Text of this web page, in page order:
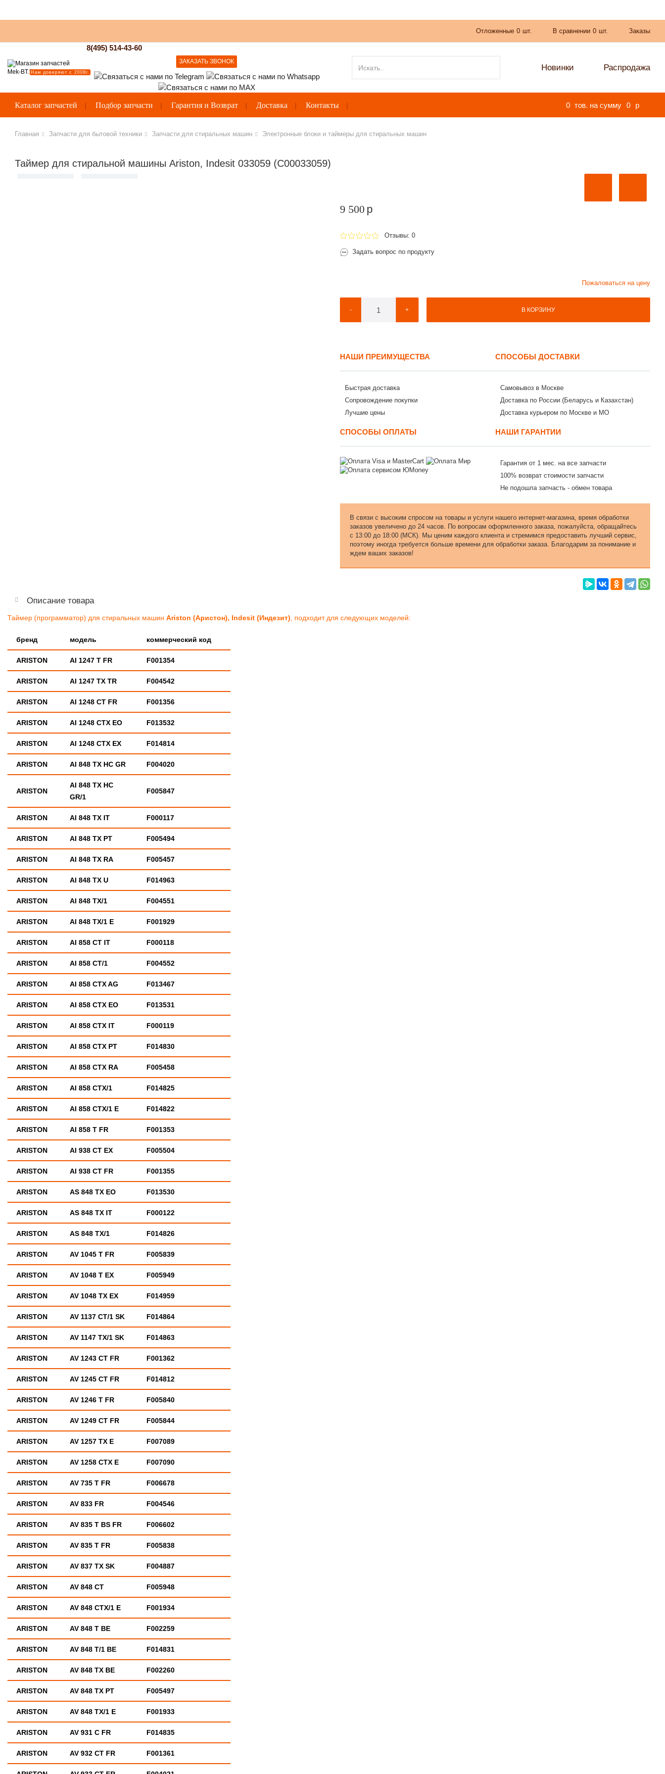
Отложенные 0 шт. В сравнении 0 шт. Заказы
Нам доверяют с 2008г.
8(495) 514-43-60
ЗАКАЗАТЬ ЗВОНОК
Новинки Распродажа
Каталог запчастей Подбор запчасти Гарантия и Возврат Доставка Контакты 0 тов. на сумму 0 p
Главная Запчасти для бытовой техники Запчасти для стиральных машин Электронные блоки и таймеры для стиральных машин
Таймер для стиральной машины Ariston, Indesit 033059 (C00033059)
9 500 p
Отзывы: 0
Задать вопрос по продукту
Пожаловаться на цену
- + В КОРЗИНУ
НАШИ ПРЕИМУЩЕСТВА
Быстрая доставка
Сопровождение покупки
Лучшие цены
СПОСОБЫ ДОСТАВКИ
Самовывоз в Москве
Доставка по России (Беларусь и Казахстан)
Доставка курьером по Москве и МО
СПОСОБЫ ОПЛАТЫ НАШИ ГАРАНТИИ
Гарантия от 1 мес. на все запчасти
100% возврат стоимости запчасти
Не подошла запчасть - обмен товара
В связи с высоким спросом на товары и услуги нашего интернет-магазина, время обработки
заказов увеличено до 24 часов. По вопросам оформленного заказа, пожалуйста, обращайтесь
с 13:00 до 18:00 (МСК). Мы ценим каждого клиента и стремимся предоставить лучший сервис,
поэтому иногда требуется больше времени для обработки заказа. Благодарим за понимание и
ждем ваших заказов!
Описание товара
Таймер (программатор) для стиральных машин Ariston (Аристон), Indesit (Индезит) , подходит для следующих моделей:
бренд модель коммерческий код
ARISTON AI 1247 T FR F001354
ARISTON AI 1247 TX TR F004542
ARISTON AI 1248 CT FR F001356
ARISTON AI 1248 CTX EO F013532
ARISTON AI 1248 CTX EX F014814
ARISTON AI 848 TX HC GR F004020
ARISTON
AI 848 TX HC
GR/1
F005847
ARISTON AI 848 TX IT F000117
ARISTON AI 848 TX PT F005494
ARISTON AI 848 TX RA F005457
ARISTON AI 848 TX U F014963
ARISTON AI 848 TX/1 F004551
ARISTON AI 848 TX/1 E F001929
ARISTON AI 858 CT IT F000118
ARISTON AI 858 CT/1 F004552
ARISTON AI 858 CTX AG F013467
ARISTON AI 858 CTX EO F013531
ARISTON AI 858 CTX IT F000119
ARISTON AI 858 CTX PT F014830
ARISTON AI 858 CTX RA F005458
ARISTON AI 858 CTX/1 F014825
ARISTON AI 858 CTX/1 E F014822
ARISTON AI 858 T FR F001353
ARISTON AI 938 CT EX F005504
ARISTON AI 938 CT FR F001355
ARISTON AS 848 TX EO F013530
ARISTON AS 848 TX IT F000122
ARISTON AS 848 TX/1 F014826
ARISTON AV 1045 T FR F005839
ARISTON AV 1048 T EX F005949
ARISTON AV 1048 TX EX F014959
ARISTON AV 1137 CT/1 SK F014864
ARISTON AV 1147 TX/1 SK F014863
ARISTON AV 1243 CT FR F001362
ARISTON AV 1245 CT FR F014812
ARISTON AV 1246 T FR F005840
ARISTON AV 1249 CT FR F005844
ARISTON AV 1257 TX E F007089
ARISTON AV 1258 CTX E F007090
ARISTON AV 735 T FR F006678
ARISTON AV 833 FR F004546
ARISTON AV 835 T BS FR F006602
ARISTON AV 835 T FR F005838
ARISTON AV 837 TX SK F004887
ARISTON AV 848 CT F005948
ARISTON AV 848 CTX/1 E F001934
ARISTON AV 848 T BE F002259
ARISTON AV 848 T/1 BE F014831
ARISTON AV 848 TX BE F002260
ARISTON AV 848 TX PT F005497
ARISTON AV 848 TX/1 E F001933
ARISTON AV 931 C FR F014835
ARISTON AV 932 CT FR F001361